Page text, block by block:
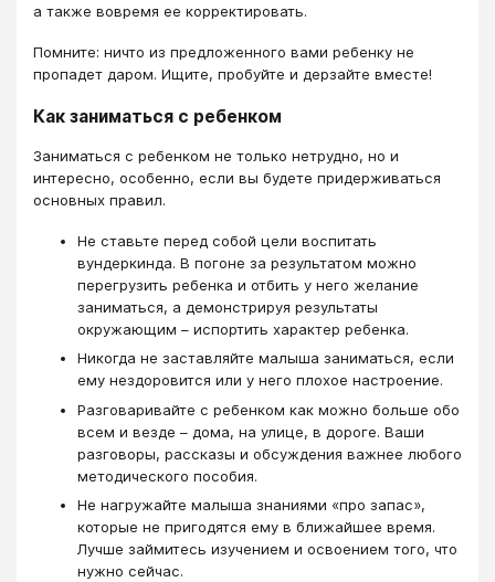
а также вовремя ее корректировать.
Помните: ничто из предложенного вами ребенку не
пропадет даром. Ищите, пробуйте и дерзайте вместе!
Как заниматься с ребенком
Заниматься с ребенком не только нетрудно, но и
интересно, особенно, если вы будете придерживаться
основных правил.
Не ставьте перед собой цели воспитать
вундеркинда. В погоне за результатом можно
перегрузить ребенка и отбить у него желание
заниматься, а демонстрируя результаты
окружающим – испортить характер ребенка.
Никогда не заставляйте малыша заниматься, если
ему нездоровится или у него плохое настроение.
Разговаривайте с ребенком как можно больше обо
всем и везде – дома, на улице, в дороге. Ваши
разговоры, рассказы и обсуждения важнее любого
методического пособия.
Не нагружайте малыша знаниями «про запас»,
которые не пригодятся ему в ближайшее время.
Лучше займитесь изучением и освоением того, что
нужно сейчас.